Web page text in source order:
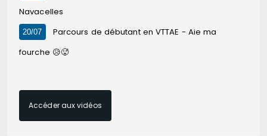
Navacelles
20/07
Parcours de débutant en VTTAE - Aie ma
fourche 😥🥵
Accéder aux vidéos